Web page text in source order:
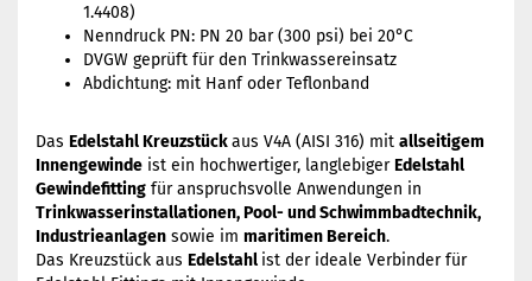
1.4408)
Nenndruck PN: PN 20 bar (300 psi) bei 20°C
DVGW geprüft für den Trinkwassereinsatz
Abdichtung: mit Hanf oder Teflonband
Das Edelstahl Kreuzstückaus V4A (AISI 316) mit allseitigem
Innengewinde ist ein hochwertiger, langlebigerEdelstahl
Gewindefitting für anspruchsvolle Anwendungen in
Trinkwasserinstallationen, Pool- und Schwimmbadtechnik,
Industrieanlagen sowie im maritimen Bereich.
Das Kreuzstück aus Edelstahl ist der ideale Verbinder für